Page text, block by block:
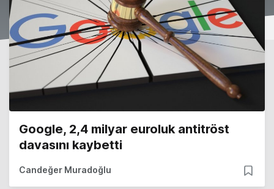
Google, 2,4 milyar euroluk antitröst
davasını kaybetti
Candeğer Muradoğlu